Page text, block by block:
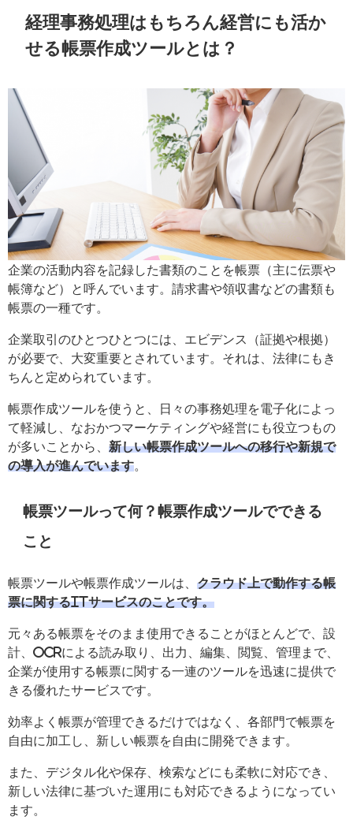
経理事務処理はもちろん経営にも活か
せる帳票作成ツールとは？
企業の活動内容を記録した書類のことを帳票（主に伝票や
帳簿など）と呼んでいます。請求書や領収書などの書類も
帳票の一種です。
企業取引のひとつひとつには、エビデンス（証拠や根拠）
が必要で、大変重要とされています。それは、法律にもき
ちんと定められています。
帳票作成ツールを使うと、日々の事務処理を電子化によっ
て軽減し、なおかつマーケティングや経営にも役立つもの
が多いことから、 新しい帳票作成ツールへの移行や新規で
の導入が進んでいます
帳票ツールって何？帳票作成ツールでできる
こと
帳票ツールや帳票作成ツールは、 クラウド上で動作する帳
票に関するITサービスのことです。
元々ある帳票をそのまま使用できることがほとんどで、設
計、OCRによる読み取り、出力、編集、閲覧、管理まで、
企業が使用する帳票に関する一連のツールを迅速に提供で
きる優れたサービスです。
効率よく帳票が管理できるだけではなく、各部門で帳票を
自由に加工し、新しい帳票を自由に開発できます。
また、デジタル化や保存、検索などにも柔軟に対応でき、
新しい法律に基づいた運用にも対応できるようになってい
ます。